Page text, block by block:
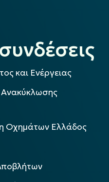
και Ενέργειας
Ανακύκλωσης
Οχημάτων Ελλάδος